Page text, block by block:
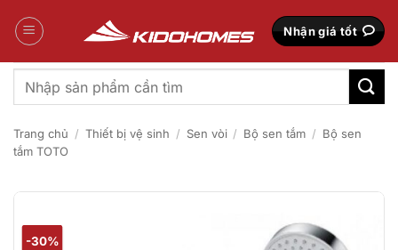
qua
Nhận giá tốt
Tìm
kiếm:
Trang chủ / Thiết bị vệ sinh / Sen vòi / Bộ sen tắm / Bộ sen
tắm TOTO
-30%